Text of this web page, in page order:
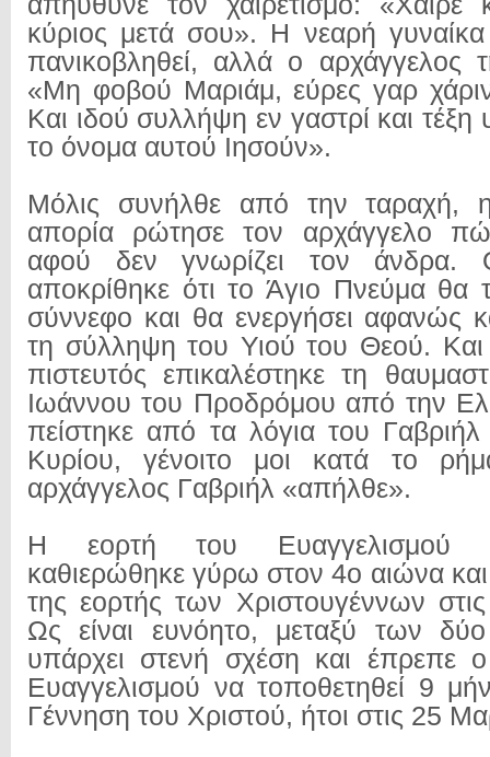
κύριος μετά σου». Η νεαρή
πανικοβληθεί, αλλά ο αρχάγγελος
«Μη φοβού Μαριάμ, εύρες γαρ
Και ιδού συλλήψη εν γαστρί και τέξη
το όνομα αυτού Ιησούν».
Μόλις συνήλθε από την ταραχή,
απορία ρώτησε τον αρχάγγελο
αφού δεν γνωρίζει τον άνδρα.
αποκρίθηκε ότι το Άγιο Πνεύμα θα
σύννεφο και θα ενεργήσει αφανώς
τη σύλληψη του Υιού του Θεού. Και
πιστευτός επικαλέστηκε τη
Ιωάννου του Προδρόμου από την
πείστηκε από τα λόγια του
Κυρίου, γένοιτο μοι κατά το
αρχάγγελος Γαβριήλ «απήλθε».
Η εορτή του Ευαγγελισμού
καθιερώθηκε γύρω στον 4ο αιώνα
της εορτής των Χριστουγέννων
Ως είναι ευνόητο, μεταξύ των
υπάρχει στενή σχέση και έπρεπε
Ευαγγελισμού να τοποθετηθεί 9
Γέννηση του Χριστού, ήτοι στις 25